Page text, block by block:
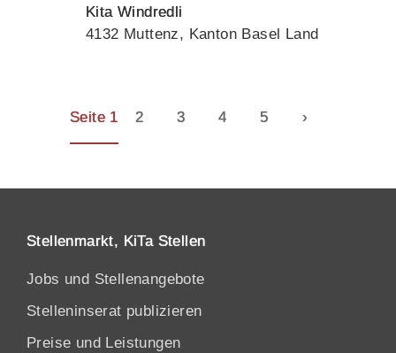
Kita Windredli
4132 Muttenz, Kanton Basel Land
Seite 1 2 3 4 5 ›
Stellenmarkt, KiTa Stellen
Jobs und Stellenangebote
Stelleninserat publizieren
Preise und Leistungen